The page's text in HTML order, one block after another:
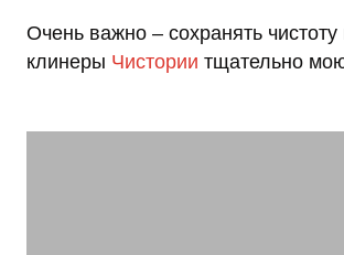
Очень важно – сохранять
клинеры Чистории тщательно